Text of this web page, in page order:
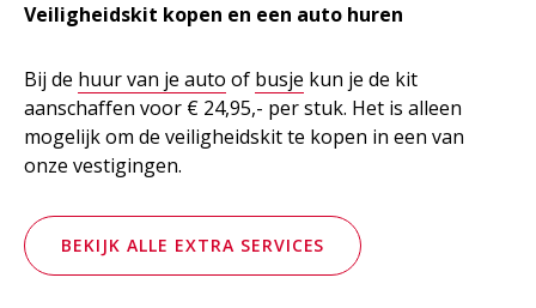
Veiligheidskit kopen en een auto huren
Bij de huur van je auto of busje kun je de kit
aanschaffen voor € 24,95,- per stuk. Het is alleen
mogelijk om de veiligheidskit te kopen in een van
onze vestigingen.
BEKIJK ALLE EXTRA SERVICES